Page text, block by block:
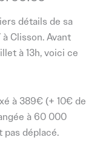
détails de sa
Clisson. Avant
à 13h, voici ce
à 389€ (+ 10€ de
à 60 000
pas déplacé.